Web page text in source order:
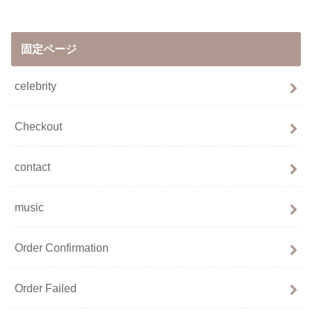
固定ページ
celebrity
Checkout
contact
music
Order Confirmation
Order Failed